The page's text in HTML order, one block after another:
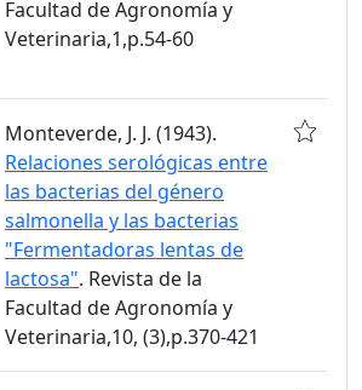
Facultad de Agronomía y
Veterinaria,1,p.54-60
Monteverde, J. J. (1943).
Relaciones serológicas entre
las bacterias del género
salmonella y las bacterias
"Fermentadoras lentas de
lactosa". Revista de la
Facultad de Agronomía y
Veterinaria,10, (3),p.370-421